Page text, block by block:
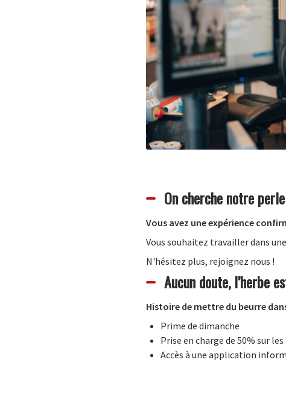
On cherche notre
Vous avez une expérience
Vous souhaitez travailler dans
N'hésitez plus, rejoignez nous !
Aucun doute, l’herbe
Histoire de mettre du beurre
Prime de dimanche
Prise en charge de 50% sur
Accès à une application